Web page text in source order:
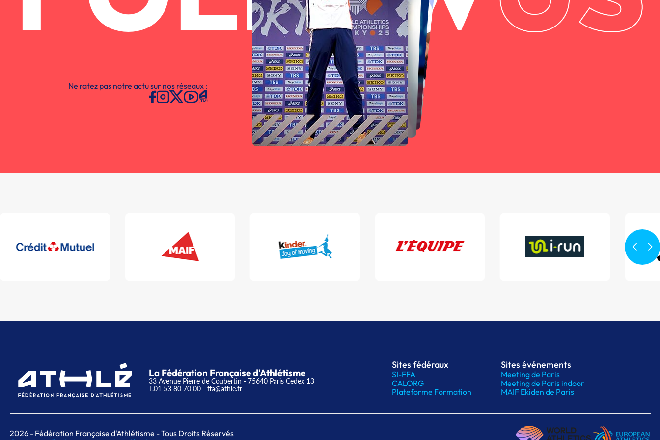
Ne ratez pas notre actu sur nos réseaux :
La Fédération Française d'Athlétisme
33 Avenue Pierre de Coubertin - 75640 Paris Cedex 13
T.01 53 80 70 00 - ffa@athle.fr
Sites fédéraux
SI-FFA
CALORG
Plateforme Formation
Sites événements
Meeting de Paris
Meeting de Paris indoor
MAIF Ekiden de Paris
2026 - Fédération Française d'Athlétisme - Tous Droits Réservés